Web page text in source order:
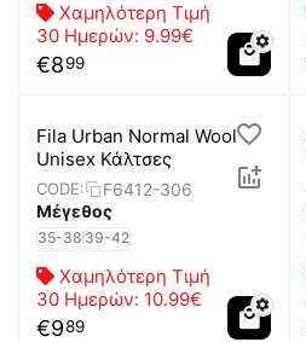
Χαμηλότερη Τιμή
30 Ημερών: 9.99€
€899
Fila Urban Normal Wool
Unisex Κάλτσες
CODE:
F6412-306
Μέγεθος
35-38 39-42
Χαμηλότερη Τιμή
30 Ημερών: 10.99€
€989